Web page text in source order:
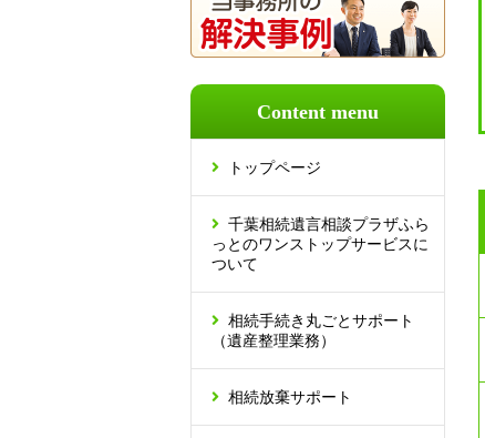
Content menu
トップページ
千葉相続遺言相談プラザふら
っとのワンストップサービスに
ついて
相続手続き丸ごとサポート
（遺産整理業務）
相続放棄サポート